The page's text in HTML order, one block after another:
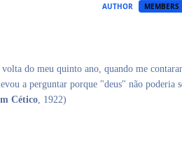
AUTHOR MEMBERS
do meu quinto ano, quando me
a perguntar porque "deus" não poderia
Cético, 1922)